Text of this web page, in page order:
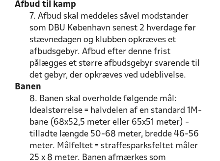
Afbud til kamp
7. Afbud skal meddeles såvel modstander
som DBU København senest 2 hverdage før
stævnedagen og klubben opkræves et
afbudsgebyr. Afbud efter denne frist
pålægges et større afbudsgebyr svarende til
det gebyr, der opkræves ved udeblivelse.
Banen
8. Banen skal overholde følgende mål:
Idealstørrelse = halvdelen af en standard 1M-
bane (68x52,5 meter eller 65x51 meter) -
tilladte længde 50-68 meter, bredde 46-56
meter. Målfeltet = straffesparksfeltet måler
25 x 8 meter. Banen afmærkes som